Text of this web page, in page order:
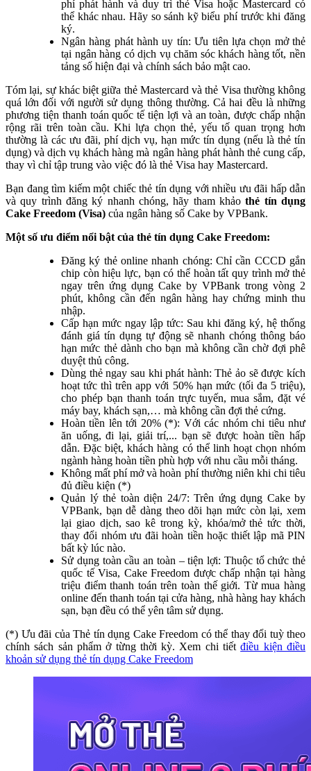
phí phát hành và duy trì thẻ Visa hoặc Mastercard có
thể khác nhau. Hãy so sánh kỹ biểu phí trước khi đăng
ký.
Ngân hàng phát hành uy tín: Ưu tiên lựa chọn mở thẻ
tại ngân hàng có dịch vụ chăm sóc khách hàng tốt, nền
tảng số hiện đại và chính sách bảo mật cao.
Tóm lại, sự khác biệt giữa thẻ Mastercard và thẻ Visa thường không
quá lớn đối với người sử dụng thông thường. Cả hai đều là những
phương tiện thanh toán quốc tế tiện lợi và an toàn, được chấp nhận
rộng rãi trên toàn cầu. Khi lựa chọn thẻ, yếu tố quan trọng hơn
thường là các ưu đãi, phí dịch vụ, hạn mức tín dụng (nếu là thẻ tín
dụng) và dịch vụ khách hàng mà ngân hàng phát hành thẻ cung cấp,
thay vì chỉ tập trung vào việc đó là thẻ Visa hay Mastercard.
Bạn đang tìm kiếm một chiếc thẻ tín dụng với nhiều ưu đãi hấp dẫn
và quy trình đăng ký nhanh chóng, hãy tham khảothẻ tín dụng
Cake Freedom (Visa) của ngân hàng số Cake by VPBank.
Một số ưu điểm nổi bật của thẻ tín dụng Cake Freedom:
Đăng ký thẻ online nhanh chóng: Chỉ cần CCCD gắn
chip còn hiệu lực, bạn có thể hoàn tất quy trình mở thẻ
ngay trên ứng dụng Cake by VPBank trong vòng 2
phút, không cần đến ngân hàng hay chứng minh thu
nhập.
Cấp hạn mức ngay lập tức: Sau khi đăng ký, hệ thống
đánh giá tín dụng tự động sẽ nhanh chóng thông báo
hạn mức thẻ dành cho bạn mà không cần chờ đợi phê
duyệt thủ công.
Dùng thẻ ngay sau khi phát hành: Thẻ ảo sẽ được kích
hoạt tức thì trên app với 50% hạn mức (tối đa 5 triệu),
cho phép bạn thanh toán trực tuyến, mua sắm, đặt vé
máy bay, khách sạn,… mà không cần đợi thẻ cứng.
Hoàn tiền lên tới 20% (*): Với các nhóm chi tiêu như
ăn uống, đi lại, giải trí,... bạn sẽ được hoàn tiền hấp
dẫn. Đặc biệt, khách hàng có thể linh hoạt chọn nhóm
ngành hàng hoàn tiền phù hợp với nhu cầu mỗi tháng.
Không mất phí mở và hoàn phí thường niên khi chi tiêu
đủ điều kiện (*)
Quản lý thẻ toàn diện 24/7: Trên ứng dụng Cake by
VPBank, bạn dễ dàng theo dõi hạn mức còn lại, xem
lại giao dịch, sao kê trong kỳ, khóa/mở thẻ tức thời,
thay đổi nhóm ưu đãi hoàn tiền hoặc thiết lập mã PIN
bất kỳ lúc nào.
Sử dụng toàn cầu an toàn – tiện lợi: Thuộc tổ chức thẻ
quốc tế Visa, Cake Freedom được chấp nhận tại hàng
triệu điểm thanh toán trên toàn thế giới. Từ mua hàng
online đến thanh toán tại cửa hàng, nhà hàng hay khách
sạn, bạn đều có thể yên tâm sử dụng.
(*) Ưu đãi của Thẻ tín dụng Cake Freedom có thể thay đổi tuỳ theo
chính sách sản phẩm ở từng thời kỳ. Xem chi tiếtđiều kiện điều
khoản sử dụng thẻ tín dụng Cake Freedom